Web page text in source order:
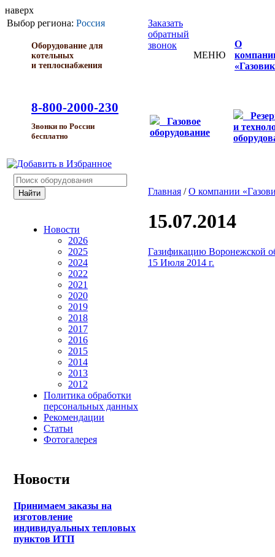
наверх
Выбор региона: Россия
Оборудование для
котельных
и теплоснабжения
8-800-2000-230
Звонки по России
бесплатно
Заказать
обратный
звонок
МЕНЮ
О
Газовое
оборудование
и
Новости
2026
2025
2024
2022
2021
2020
2019
2018
2017
2016
2015
2014
2013
2012
Политика обработки
персональных данных
Рекомендации
Статьи
Фотогалерея
Новости
Принимаем заказы на
изготовление
индивидуальных тепловых
пунктов ИТП
Главная /О компании
15.07.2014
Газификацию Воронежской
15 Июля 2014 г.